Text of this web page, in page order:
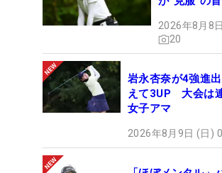
2026年8月8
20
岩永杏奈が4強進
えて3UP 大会は
女子アマ
2026年8月9日 (日)